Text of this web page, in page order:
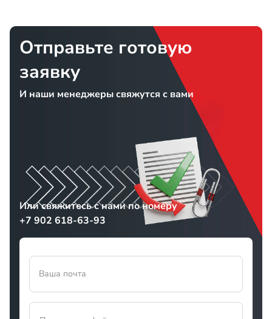
Отправьте готовую
заявку
И наши менеджеры свяжутся с вами
Или свяжитесь с нами по номеру
+7 902 618-63-93
Ваша почта